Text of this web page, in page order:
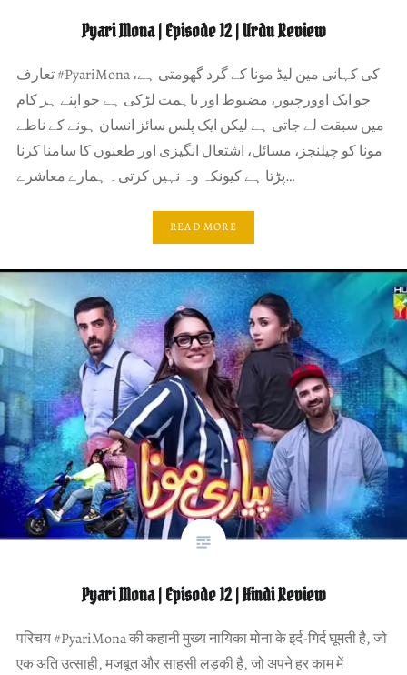
Pyari Mona | Episode 12 | Urdu Review
تعارف #PyariMona کی کہانی مین لیڈ مونا کے گرد گھومتی ہے،
جو ایک اوورچیور، مضبوط اور باہمت لڑکی ہے جو اپنے ہر کام
میں سبقت لے جاتی ہے لیکن ایک پلس سائز انسان ہونے کے ناطے
مونا کو چیلنجز، مسائل، اشتعال انگیزی اور طعنوں کا سامنا کرنا
پڑتا ہے کیونکہ وہ نہیں کرتی۔ ہمارے معاشرے…
READ MORE
Pyari Mona | Episode 12 | Hindi Review
परिचय #PyariMona की कहानी मुख्य नायिका मोना के इर्द-गिर्द घूमती है, जो
एक अति उत्साही, मजबूत और साहसी लड़की है, जो अपने हर काम में